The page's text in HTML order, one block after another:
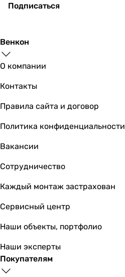
Подписаться
Венкон
О компании
Контакты
Правила сайта и договор
Политика конфиденциальности
Вакансии
Сотрудничество
Каждый монтаж застрахован
Сервисный центр
Наши объекты, портфолио
Наши эксперты
Покупателям